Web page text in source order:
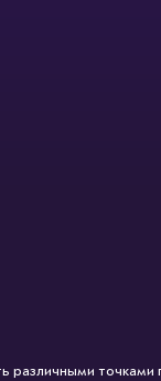
различными